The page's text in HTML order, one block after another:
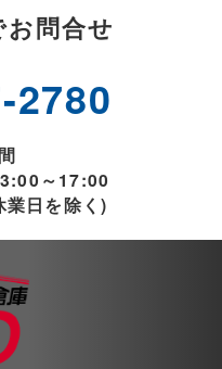
問合せ
2780
～17:00
業日を除く)